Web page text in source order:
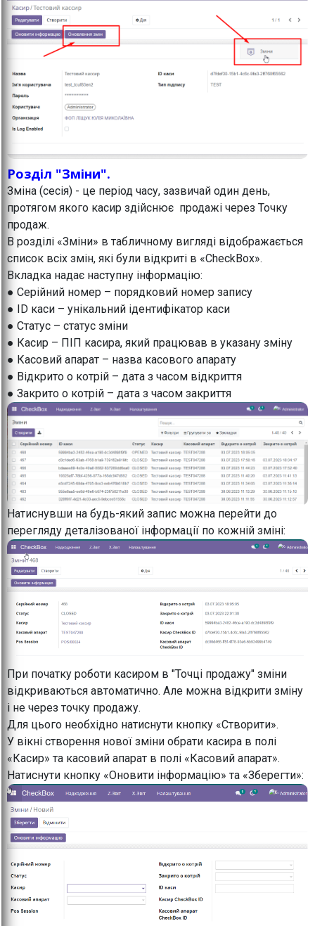
Розділ "Зміни".
Зміна (сесія) - це період часу, зазвичай один день,
протягом якого касир здійснює продажі через Точку
продаж.
В розділі «Зміни» в табличному вигляді відображається
список всіх змін, які були відкриті в «CheckBox».
Вкладка надає наступну інформацію:
● Серійний номер – порядковий номер запису
● ID каси – унікальний ідентифікатор каси
● Статус – статус зміни
● Касир – ПІП касира, який працював в указану зміну
● Касовий апарат – назва касового апарату
● Відкрито о котрій – дата з часом відкриття
● Закрито о котрій – дата з часом закриття
Натиснувши на будь-який запис можна перейти до
перегляду деталізованої інформації по кожній зміні:
При початку роботи касиром в "Точці продажу" зміни
відкриваються автоматично. Але можна відкрити зміну
і не через точку продажу.
Для цього необхідно натиснути кнопку «Створити».
У вікні створення нової зміни обрати касира в полі
«Касир» та касовий апарат в полі «Касовий апарат».
Натиснути кнопку «Оновити інформацію» та «Зберегти»: